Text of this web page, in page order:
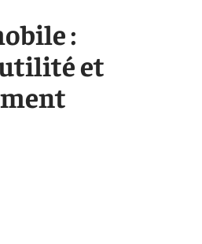
:
et